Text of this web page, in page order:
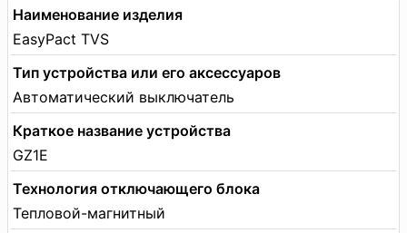
Наименование изделия
EasyPact TVS
Тип устройства или его аксессуаров
Автоматический выключатель
Краткое название устройства
GZ1E
Технология отключающего блока
Тепловой-магнитный